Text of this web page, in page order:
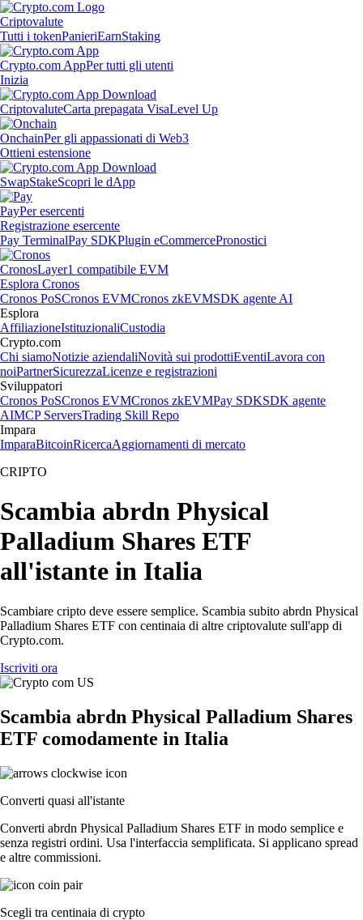
Criptovalute
Tutti i tokenPanieriEarnStaking
Crypto.com AppPer tutti gli utenti
Inizia
CriptovaluteCarta prepagata VisaLevel Up
OnchainPer gli appassionati di Web3
Ottieni estensione
SwapStakeScopri le dApp
PayPer esercenti
Registrazione esercente
Pay TerminalPay SDKPlugin eCommercePronostici
CronosLayer1 compatibile EVM
Esplora Cronos
Cronos PoSCronos EVMCronos zkEVMSDK agente AI
Esplora
AffiliazioneIstituzionaliCustodia
Crypto.com
Chi siamoNotizie aziendaliNovità sui prodottiEventiLavora con
noiPartnerSicurezzaLicenze e registrazioni
Sviluppatori
Cronos PoSCronos EVMCronos zkEVMPay SDKSDK agente
AIMCP ServersTrading Skill Repo
Impara
ImparaBitcoinRicercaAggiornamenti di mercato
CRIPTO
Scambia abrdn Physical
Palladium Shares ETF
all'istante in Italia
Scambiare cripto deve essere semplice. Scambia subito abrdn Physical
Palladium Shares ETF con centinaia di altre criptovalute sull'app di
Crypto.com.
Iscriviti ora
Scambia abrdn Physical Palladium Shares
ETF comodamente in Italia
Converti quasi all'istante
Converti abrdn Physical Palladium Shares ETF in modo semplice e
senza registri ordini. Usa l'interfaccia semplificata. Si applicano spread
e altre commissioni.
Scegli tra centinaia di crypto